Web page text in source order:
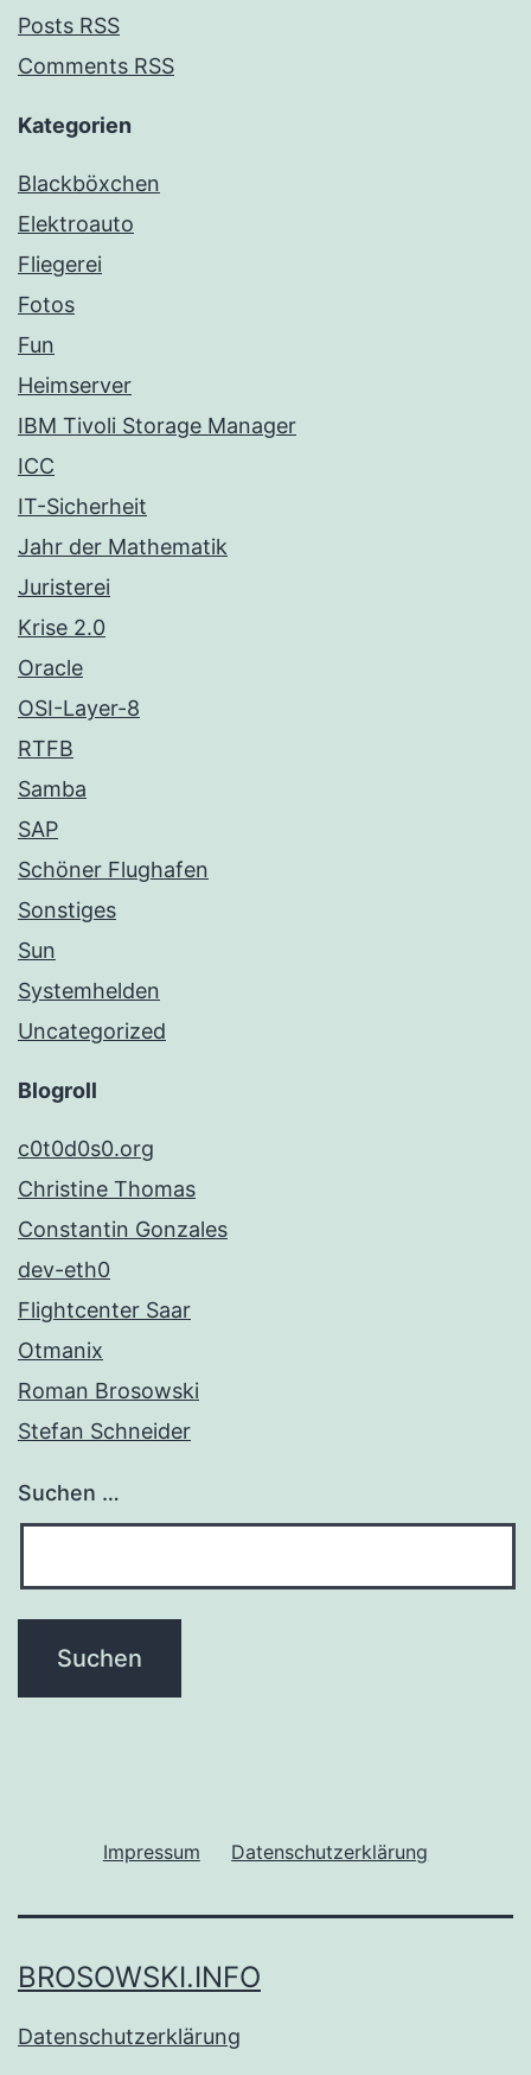
Posts RSS
Comments RSS
Kategorien
Blackböxchen
Elektroauto
Fliegerei
Fotos
Fun
Heimserver
IBM Tivoli Storage Manager
ICC
IT-Sicherheit
Jahr der Mathematik
Juristerei
Krise 2.0
Oracle
OSI-Layer-8
RTFB
Samba
SAP
Schöner Flughafen
Sonstiges
Sun
Systemhelden
Uncategorized
Blogroll
c0t0d0s0.org
Christine Thomas
Constantin Gonzales
dev-eth0
Flightcenter Saar
Otmanix
Roman Brosowski
Stefan Schneider
Suchen …
Impressum Datenschutzerklärung
BROSOWSKI.INFO
Datenschutzerklärung